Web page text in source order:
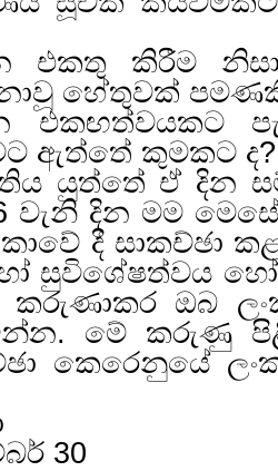
එකතු කිරීම නිසා
හේතුවක්
එකඟත්වයකට
ඇත්තේ කුමකට ද?
යුත්තේ ඒ දින
වැනි දින මම
දී සාකච්ඡා
සුවිශේෂත්වය හෝ
ඔබ
මේ කරුණු
කෙරෙනුයේ
30